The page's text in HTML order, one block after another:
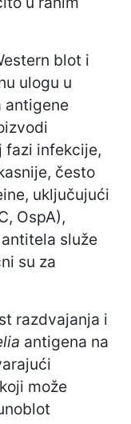
blot i
ulogu u
antigene
fazi infekcije,
često
uključujući
OspA),
služe
su za
razdvajanja i
antigena na
može